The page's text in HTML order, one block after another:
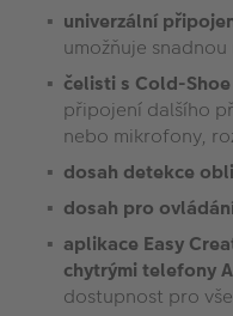
univerzální
umožňuje
čelisti s Cold-
připojení dalšího
nebo mikrofony,
dosah detekce
dosah pro
aplikace Easy
chytrými telefony
dostupnost pro